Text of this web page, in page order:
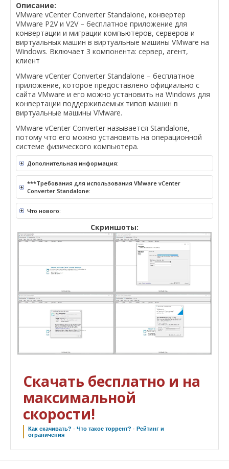
Описание:
VMware vCenter Converter Standalone, конвертер
VMware P2V и V2V – бесплатное приложение для
конвертации и миграции компьютеров, серверов и
виртуальных машин в виртуальные машины VMware на
Windows. Включает 3 компонента: сервер, агент,
клиент
VMware vCenter Converter Standalone – бесплатное
приложение, которое предоставлено официально с
сайта VMware и его можно установить на Windows для
конвертации поддерживаемых типов машин в
виртуальные машины VMware.
VMware vCenter Converter называется Standalone,
потому что его можно установить на операционной
системе физического компьютера.
Дополнительная информация:
***Требования для использования VMware vCenter
Converter Standalone:
Что нового:
Скриншоты:
Скачать бесплатно и на
максимальной
скорости!
Как скачивать? ·Что такое торрент? · Рейтинг и
ограничения